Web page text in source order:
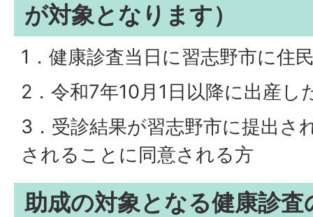
が対象となります）
1．健康診査当日に習志野市に住
2．令和7年10月1日以降に出産し
3．受診結果が習志野市に提出さ
されることに同意される方
助成の対象となる健康診査